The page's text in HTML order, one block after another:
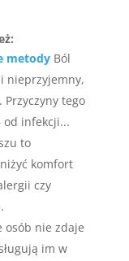
metody Ból
nieprzyjemny,
Przyczyny tego
od infekcji...
to
komfort
czy
osób nie zdaje
im w